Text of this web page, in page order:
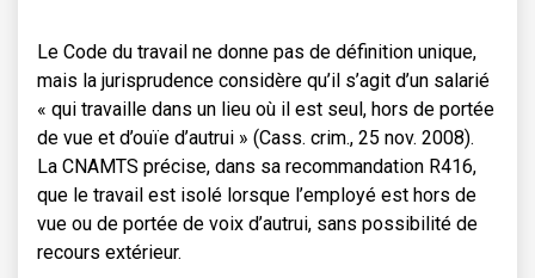
Le Code du travail ne donne pas de définition unique,
mais la jurisprudence considère qu’il s’agit d’un salarié
« qui travaille dans un lieu où il est seul, hors de portée
de vue et d’ouïe d’autrui » (Cass. crim., 25 nov. 2008).
La CNAMTS précise, dans sa recommandation R416,
que le travail est isolé lorsque l’employé est hors de
vue ou de portée de voix d’autrui, sans possibilité de
recours extérieur.